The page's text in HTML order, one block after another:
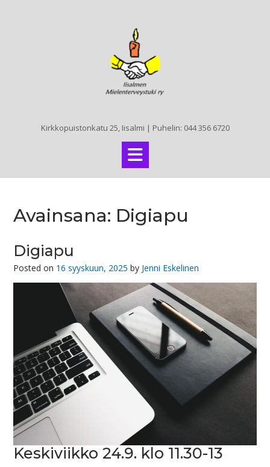
Kirkkopuistonkatu 25, Iisalmi | Puhelin: 044 356 6720
Avainsana: Digiapu
Digiapu
Posted on 16 syyskuun, 2025 by Jenni Eskelinen
Keskiviikko 24.9. klo 11.30-13